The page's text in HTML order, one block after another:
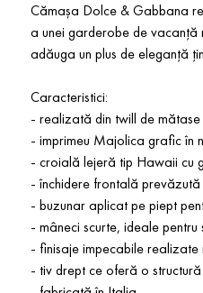
Cămașa Dolce & Gabbana
a unei garderobe de
adăuga un plus de eleganță
Caracteristici:
- realizată din twill de
- imprimeu Majolica grafic în
- croială lejeră tip Hawaii cu
- închidere frontală prevăzută
- buzunar aplicat pe piept
- mâneci scurte, ideale pentru
- finisaje impecabile realizate
- tiv drept ce oferă o